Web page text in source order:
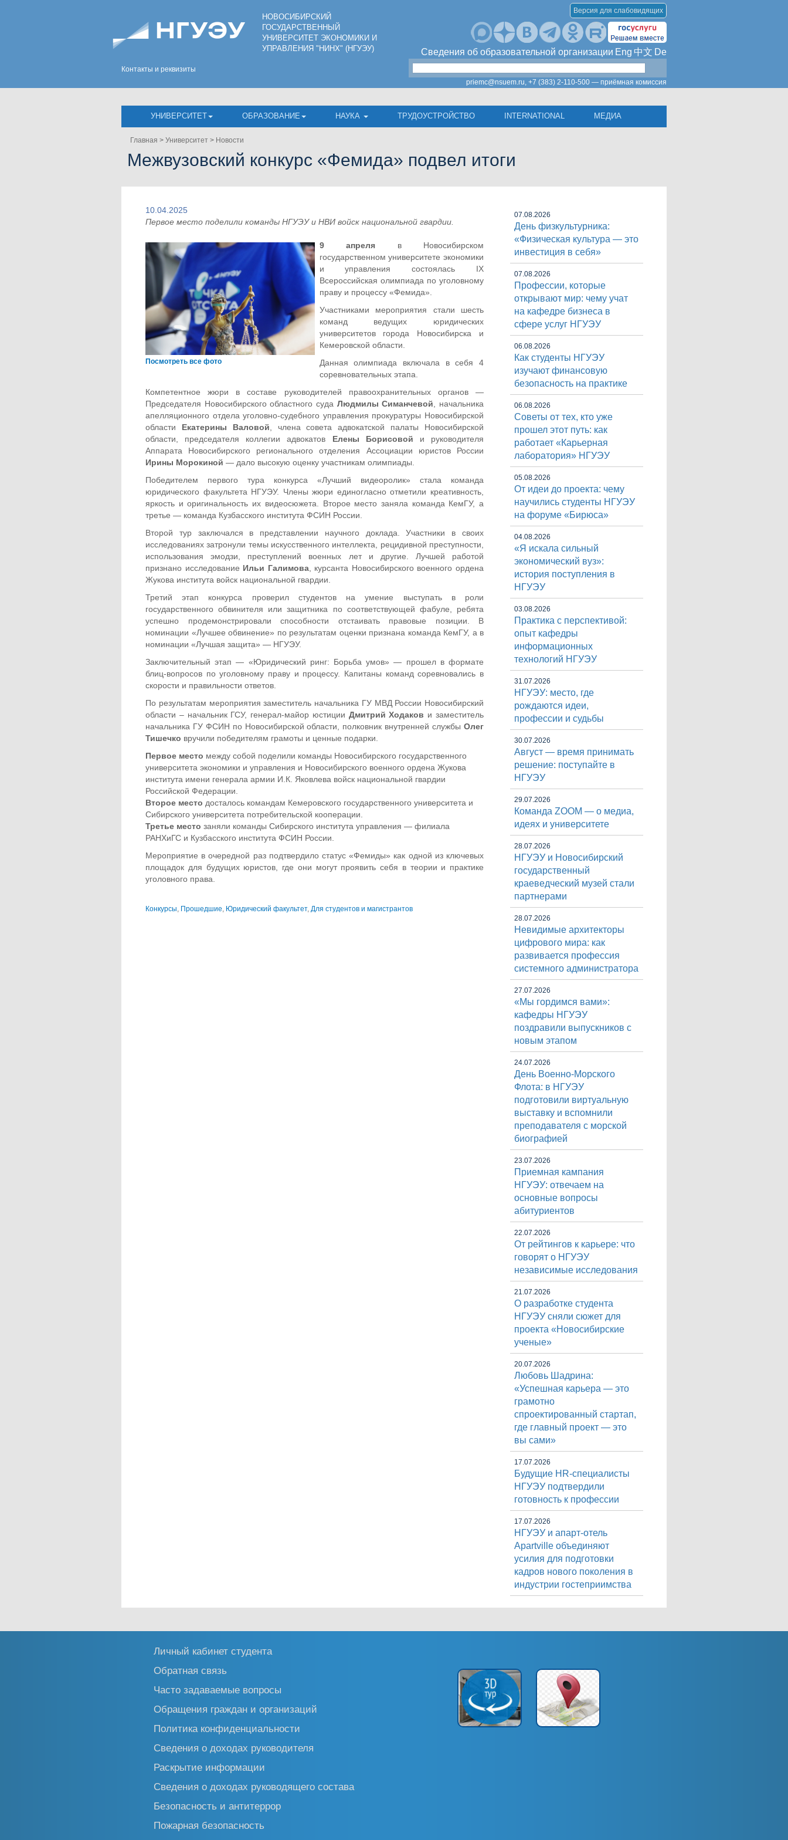
Контакты и реквизиты
НОВОСИБИРСКИЙ
ГОСУДАРСТВЕННЫЙ
УНИВЕРСИТЕТ ЭКОНОМИКИ И
УПРАВЛЕНИЯ "НИНХ" (НГУЭУ)
Версия для слабовидящих
Сведения об образовательной организации Eng 中文 De
priemc@nsuem.ru, +7 (383) 2-110-500 — приёмная комиссия
УНИВЕРСИТЕТ ОБРАЗОВАНИЕ НАУКА ТРУДОУСТРОЙСТВО INTERNATIONAL МЕДИА
Главная > Университет > Новости
Межвузовский конкурс «Фемида» подвел итоги
10.04.2025
Первое место поделили команды НГУЭУ и НВИ войск национальной гвардии.
Посмотреть все фото
9 апреля в Новосибирском
государственном университете экономики
и управления состоялась IX
Всероссийская олимпиада по уголовному
праву и процессу «Фемида».
Участниками мероприятия стали шесть
команд ведущих юридических
университетов города Новосибирска и
Кемеровской области.
Данная олимпиада включала в себя 4
соревновательных этапа.
Компетентное жюри в составе руководителей правоохранительных органов —
Председателя Новосибирского областного суда Людмилы Симанчевой , начальника
апелляционного отдела уголовно-судебного управления прокуратуры Новосибирской
области Екатерины Валовой , члена совета адвокатской палаты Новосибирской
области, председателя коллегии адвокатов Елены Борисовой и руководителя
Аппарата Новосибирского регионального отделения Ассоциации юристов России
Ирины Морокиной — дало высокую оценку участникам олимпиады.
Победителем первого тура конкурса «Лучший видеоролик» стала команда
юридического факультета НГУЭУ. Члены жюри единогласно отметили креативность,
яркость и оригинальность их видеосюжета. Второе место заняла команда КемГУ, а
третье — команда Кузбасского института ФСИН России.
Второй тур заключался в представлении научного доклада. Участники в своих
исследованиях затронули темы искусственного интеллекта, рецидивной преступности,
использования эмодзи, преступлений военных лет и другие. Лучшей работой
признано исследование Ильи Галимова, курсанта Новосибирского военного ордена
Жукова института войск национальной гвардии.
Третий этап конкурса проверил студентов на умение выступать в роли
государственного обвинителя или защитника по соответствующей фабуле, ребята
успешно продемонстрировали способности отстаивать правовые позиции. В
номинации «Лучшее обвинение» по результатам оценки признана команда КемГУ, а в
номинации «Лучшая защита» — НГУЭУ.
Заключительный этап — «Юридический ринг: Борьба умов» — прошел в формате
блиц-вопросов по уголовному праву и процессу. Капитаны команд соревновались в
скорости и правильности ответов.
По результатам мероприятия заместитель начальника ГУ МВД России Новосибирский
области – начальник ГСУ, генерал-майор юстиции Дмитрий Ходаков и заместитель
начальника ГУ ФСИН по Новосибирской области, полковник внутренней службы Олег
Тишечко вручили победителям грамоты и ценные подарки.
Первое место между собой поделили команды Новосибирского государственного
университета экономики и управления и Новосибирского военного ордена Жукова
института имени генерала армии И.К. Яковлева войск национальной гвардии
Российской Федерации.
Второе место досталось командам Кемеровского государственного университета и
Сибирского университета потребительской кооперации.
Третье место заняли команды Сибирского института управления — филиала
РАНХиГС и Кузбасского института ФСИН России.
Мероприятие в очередной раз подтвердило статус «Фемиды» как одной из ключевых
площадок для будущих юристов, где они могут проявить себя в теории и практике
уголовного права.
Конкурсы, Прошедшие, Юридический факультет, Для студентов и магистрантов
07.08.2026
День физкультурника:
«Физическая культура — это
инвестиция в себя»
07.08.2026
Профессии, которые
открывают мир: чему учат
на кафедре бизнеса в
сфере услуг НГУЭУ
06.08.2026
Как студенты НГУЭУ
изучают финансовую
безопасность на практике
06.08.2026
Советы от тех, кто уже
прошел этот путь: как
работает «Карьерная
лаборатория» НГУЭУ
05.08.2026
От идеи до проекта: чему
научились студенты НГУЭУ
на форуме «Бирюса»
04.08.2026
«Я искала сильный
экономический вуз»:
история поступления в
НГУЭУ
03.08.2026
Практика с перспективой:
опыт кафедры
информационных
технологий НГУЭУ
31.07.2026
НГУЭУ: место, где
рождаются идеи,
профессии и судьбы
30.07.2026
Август — время принимать
решение: поступайте в
НГУЭУ
29.07.2026
Команда ZOOM — о медиа,
идеях и университете
28.07.2026
НГУЭУ и Новосибирский
государственный
краеведческий музей стали
партнерами
28.07.2026
Невидимые архитекторы
цифрового мира: как
развивается профессия
системного администратора
27.07.2026
«Мы гордимся вами»:
кафедры НГУЭУ
поздравили выпускников с
новым этапом
24.07.2026
День Военно-Морского
Флота: в НГУЭУ
подготовили виртуальную
выставку и вспомнили
преподавателя с морской
биографией
23.07.2026
Приемная кампания
НГУЭУ: отвечаем на
основные вопросы
абитуриентов
22.07.2026
От рейтингов к карьере: что
говорят о НГУЭУ
независимые исследования
21.07.2026
О разработке студента
НГУЭУ сняли сюжет для
проекта «Новосибирские
ученые»
20.07.2026
Любовь Шадрина:
«Успешная карьера — это
грамотно
спроектированный стартап,
где главный проект — это
вы сами»
17.07.2026
Будущие HR-специалисты
НГУЭУ подтвердили
готовность к профессии
17.07.2026
НГУЭУ и апарт-отель
Apartville объединяют
усилия для подготовки
кадров нового поколения в
индустрии гостеприимства
Личный кабинет студента
Обратная связь
Часто задаваемые вопросы
Обращения граждан и организаций
Политика конфиденциальности
Сведения о доходах руководителя
Раскрытие информации
Сведения о доходах руководящего состава
Безопасность и антитеррор
Пожарная безопасность